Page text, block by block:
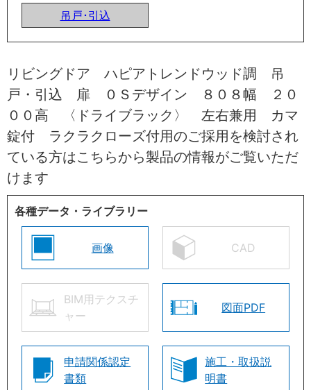
吊戸･引込
リビングドア ハピアトレンドウッド調 吊
戸・引込 扉 ０Ｓデザイン ８０８幅 ２０
００高 〈ドライブラック〉 左右兼用 カマ
錠付 ラクラクローズ付用のご採用を検討され
ている方はこちらから製品の情報がご覧いただ
けます
各種データ・ライブラリー
画像 CAD
BIM用テクスチ
ャー
図面PDF
申請関係認定
書類
施工・取扱説
明書